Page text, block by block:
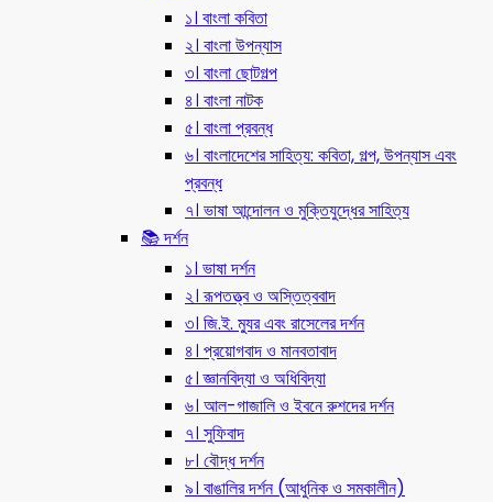
১। বাংলা কবিতা
২। বাংলা উপন্যাস
৩। বাংলা ছোটগল্প
৪। বাংলা নাটক
৫। বাংলা প্রবন্ধ
৬। বাংলাদেশের সাহিত্য: কবিতা, গল্প, উপন্যাস এবং
প্রবন্ধ
৭। ভাষা আন্দোলন ও মুক্তিযুদ্ধের সাহিত্য
📚 দর্শন
১। ভাষা দর্শন
২। রূপতত্ত্ব ও অস্তিত্ববাদ
৩। জি.ই. ম্যুর এবং রাসেলের দর্শন
৪। প্রয়োগবাদ ও মানবতাবাদ
৫। জ্ঞানবিদ্যা ও অধিবিদ্যা
৬। আল-গাজালি ও ইবনে রুশদের দর্শন
৭। সুফিবাদ
৮। বৌদ্ধ দর্শন
৯। বাঙালির দর্শন (আধুনিক ও সমকালীন)